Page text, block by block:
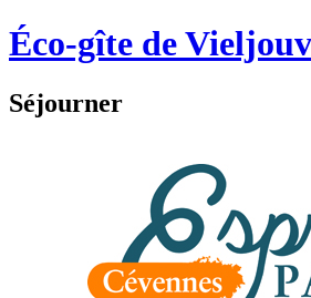
Éco-gîte de
Séjourner